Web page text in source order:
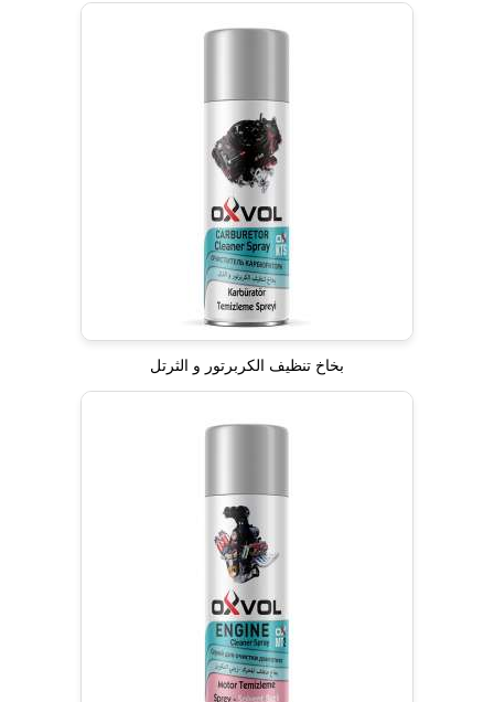
بخاخ تنظيف الكربرتور و الثرتل